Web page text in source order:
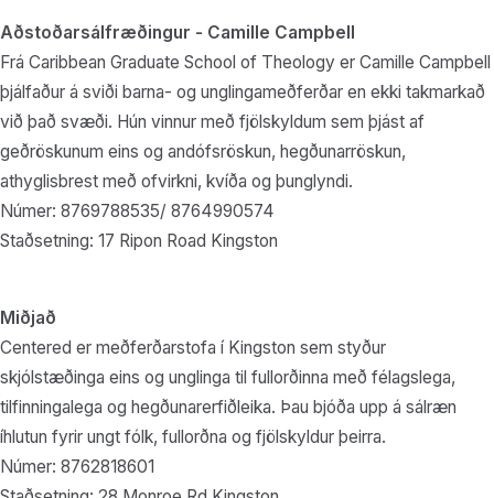
Aðstoðarsálfræðingur - Camille Campbell
Frá Caribbean Graduate School of Theology er Camille Campbell
þjálfaður á sviði barna- og unglingameðferðar en ekki takmarkað
við það svæði. Hún vinnur með fjölskyldum sem þjást af
geðröskunum eins og andófsröskun, hegðunarröskun,
athyglisbrest með ofvirkni, kvíða og þunglyndi.
Númer: 8769788535/ 8764990574
Staðsetning: 17 Ripon Road Kingston
Miðjað
Centered er meðferðarstofa í Kingston sem styður
skjólstæðinga eins og unglinga til fullorðinna með félagslega,
tilfinningalega og hegðunarerfiðleika. Þau bjóða upp á sálræn
íhlutun fyrir ungt fólk, fullorðna og fjölskyldur þeirra.
Númer: 8762818601